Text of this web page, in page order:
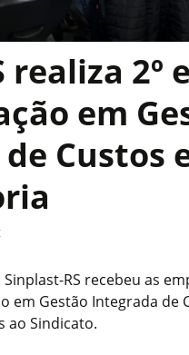
realiza 2º
em
Custos
RS recebeu as
em Gestão Integrada de
ao Sindicato.